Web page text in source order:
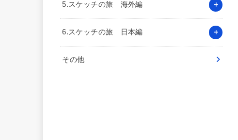
5.スケッチの旅 海外編
6.スケッチの旅 日本編
その他